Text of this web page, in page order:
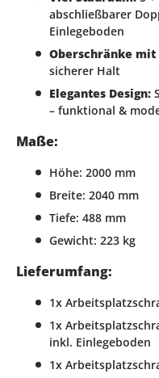
abschließbarer
Einlegeboden
Oberschränke mit
sicherer Halt
Elegantes Design:
– funktional &
Maße:
Höhe: 2000 mm
Breite: 2040 mm
Tiefe: 488 mm
Gewicht: 223 kg
Lieferumfang:
1x
1x
inkl. Einlegeboden
1x